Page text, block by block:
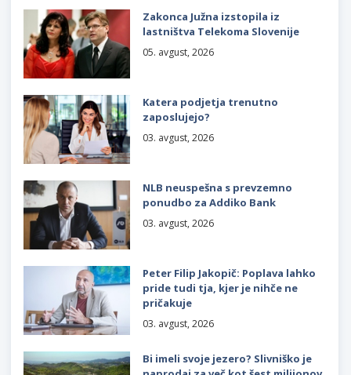
Zakonca Južna izstopila iz
lastništva Telekoma Slovenije
05. avgust, 2026
Katera podjetja trenutno
zaposlujejo?
03. avgust, 2026
NLB neuspešna s prevzemno
ponudbo za Addiko Bank
03. avgust, 2026
Peter Filip Jakopič: Poplava lahko
pride tudi tja, kjer je nihče ne
pričakuje
03. avgust, 2026
Bi imeli svoje jezero? Slivniško je